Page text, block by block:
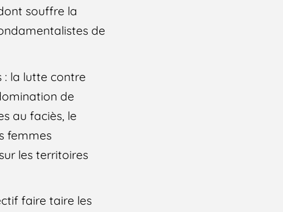
souffre la
de
: la lutte contre
de
au faciès, le
femmes
les territoires
faire taire les